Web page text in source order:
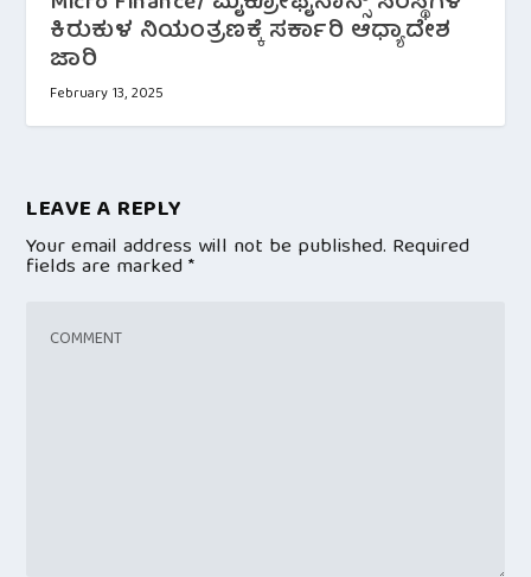
ಕಿರುಕುಳ ನಿಯಂತ್ರಣಕ್ಕೆ ಸರ್ಕಾರಿ ಆಧ್ಯಾದೇಶ
ಜಾರಿ
February 13, 2025
LEAVE A REPLY
Your email address will not be published. Required
fields are marked*